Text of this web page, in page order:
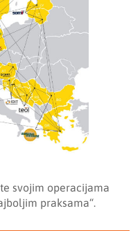
svojim operacijama
praksama“.